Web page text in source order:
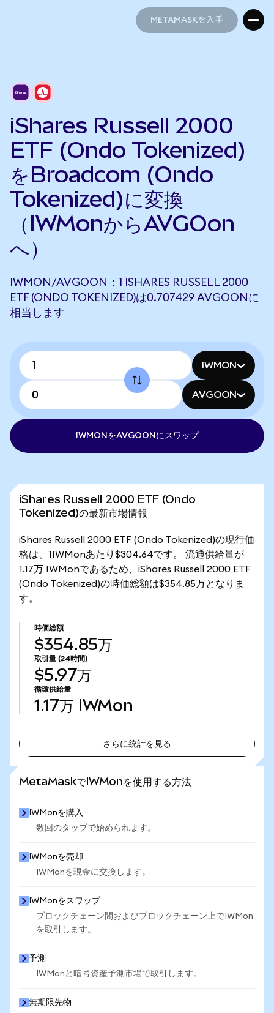
METAMASKを入手
iShares Russell 2000
ETF (Ondo Tokenized)
をBroadcom (Ondo
Tokenized)に変換
（IWMonからAVGOon
へ）
IWMON/AVGOON：1 ISHARES RUSSELL 2000
ETF (ONDO TOKENIZED)は0.707429 AVGOONに
相当します
IWMON
AVGOON
IWMONをAVGOONにスワップ
iShares Russell 2000 ETF (Ondo
Tokenized)の最新市場情報
iShares Russell 2000 ETF (Ondo Tokenized)の現行価
格は、1IWMonあたり$304.64です。 流通供給量が
1.17万 IWMonであるため、iShares Russell 2000 ETF
(Ondo Tokenized)の時価総額は$354.85万となりま
す。
時価総額
$354.85万
取引量 (24時間)
$5.97万
循環供給量
1.17万 IWMon
さらに統計を見る
MetaMaskでIWMonを使用する方法
IWMonを購入
数回のタップで始められます。
IWMonを売却
IWMonを現金に交換します。
IWMonをスワップ
ブロックチェーン間およびブロックチェーン上でIWMon
を取引します。
予測
IWMonと暗号資産予測市場で取引します。
無期限先物